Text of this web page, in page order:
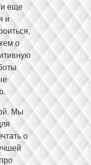
еще
и
о
Мы
о